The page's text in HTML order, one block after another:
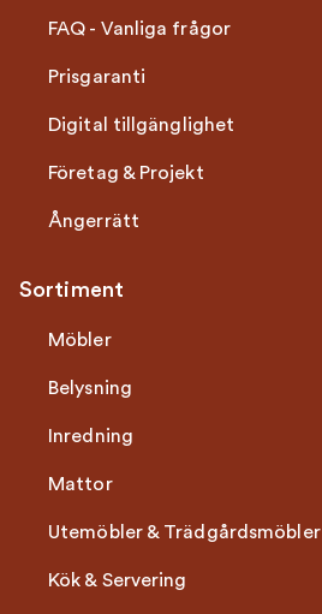
FAQ - Vanliga frågor
Prisgaranti
Digital tillgänglighet
Företag & Projekt
Ångerrätt
Sortiment
Möbler
Belysning
Inredning
Mattor
Utemöbler & Trädgårdsmöbler
Kök & Servering